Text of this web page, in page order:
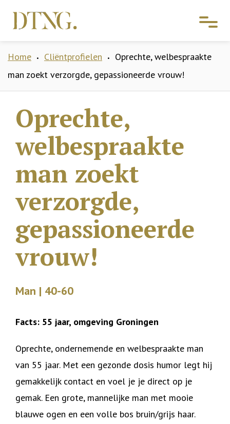
Home • Cliëntprofielen •
Oprechte, welbespraakte
man zoekt verzorgde, gepassioneerde vrouw!
Oprechte,
welbespraakte
man zoekt
verzorgde,
gepassioneerde
vrouw!
Man | 40-60
Facts: 55 jaar, omgeving Groningen
Oprechte, ondernemende en welbespraakte man
van 55 jaar. Met een gezonde dosis humor legt hij
gemakkelijk contact en voel je je direct op je
gemak. Een grote, mannelijke man met mooie
blauwe ogen en een volle bos bruin/grijs haar.